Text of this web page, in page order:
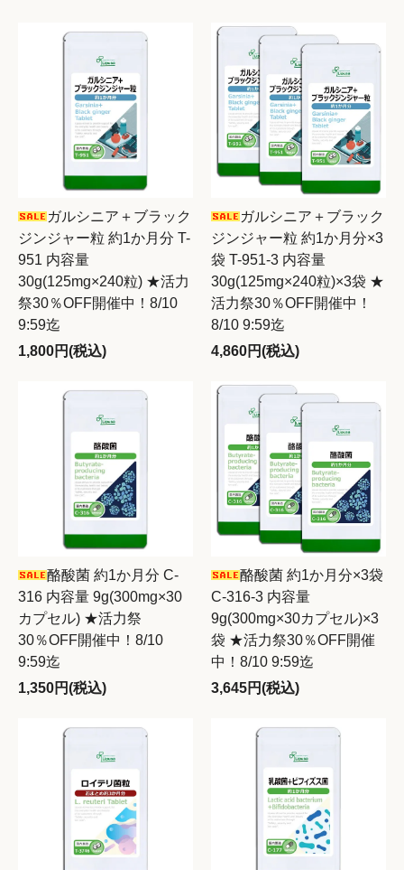
ガルシニア＋ブラック
ジンジャー粒 約1か月分 T-
951 内容量
30g(125mg×240粒) ★活力
祭30％OFF開催中！8/10
9:59迄
1,800円(税込)
ガルシニア＋ブラック
ジンジャー粒 約1か月分×3
袋 T-951-3 内容量
30g(125mg×240粒)×3袋 ★
活力祭30％OFF開催中！
8/10 9:59迄
4,860円(税込)
酪酸菌 約1か月分 C-
316 内容量 9g(300mg×30
カプセル) ★活力祭
30％OFF開催中！8/10
9:59迄
1,350円(税込)
酪酸菌 約1か月分×3袋
C-316-3 内容量
9g(300mg×30カプセル)×3
袋 ★活力祭30％OFF開催
中！8/10 9:59迄
3,645円(税込)